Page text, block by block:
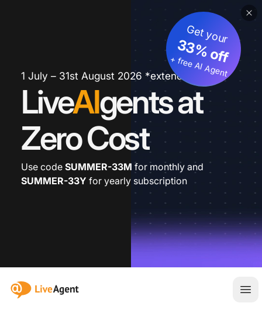
1 July – 31st August 2026 *extended
LiveAIgents at
Zero Cost
Get your
33% off
+ free AI Agent
Use code SUMMER-33M for monthly and
SUMMER-33Y for yearly subscription
:site.title